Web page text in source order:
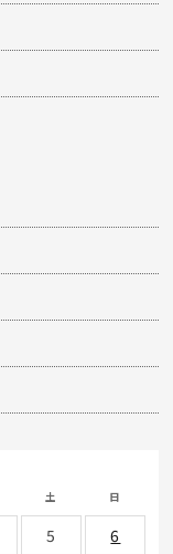
土 日
5
6